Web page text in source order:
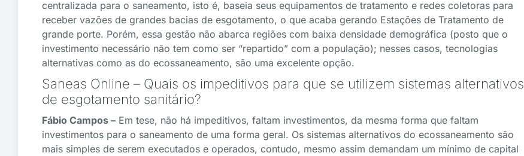
centralizada para o saneamento, isto é, baseia seus equipamentos de tratamento e redes coletoras para
receber vazões de grandes bacias de esgotamento, o que acaba gerando Estações de Tratamento de
grande porte. Porém, essa gestão não abarca regiões com baixa densidade demográfica (posto que o
investimento necessário não tem como ser “repartido” com a população); nesses casos, tecnologias
alternativas como as do ecossaneamento, são uma excelente opção.
Saneas Online – Quais os impeditivos para que se utilizem sistemas alternativos
de esgotamento sanitário?
Fábio Campos – Em tese, não há impeditivos, faltam investimentos, da mesma forma que faltam
investimentos para o saneamento de uma forma geral. Os sistemas alternativos do ecossaneamento são
mais simples de serem executados e operados, contudo, mesmo assim demandam um mínimo de capital